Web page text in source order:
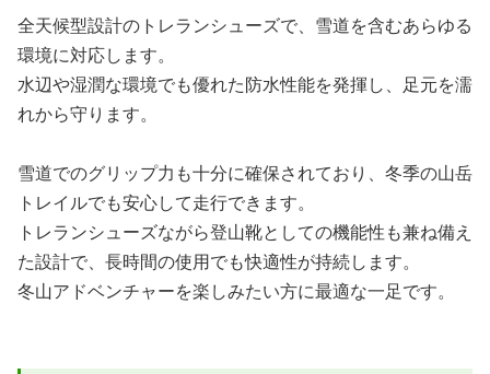
全天候型設計のトレランシューズで、雪道を含むあらゆる
環境に対応します。
水辺や湿潤な環境でも優れた防水性能を発揮し、足元を濡
れから守ります。
雪道でのグリップ力も十分に確保されており、冬季の山岳
トレイルでも安心して走行できます。
トレランシューズながら登山靴としての機能性も兼ね備え
た設計で、長時間の使用でも快適性が持続します。
冬山アドベンチャーを楽しみたい方に最適な一足です。